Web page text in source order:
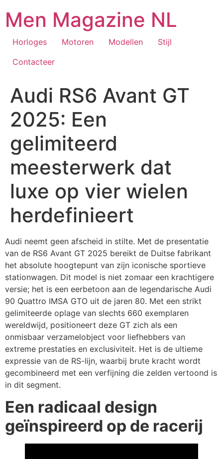
contenu
Men Magazine NL
Horloges Motoren Modellen
Stijl
Contacteer
Audi RS6 Avant GT
2025: Een
gelimiteerd
meesterwerk dat
luxe op vier wielen
herdefinieert
Audi neemt geen afscheid in stilte. Met de presentatie
van de RS6 Avant GT 2025 bereikt de Duitse fabrikant
het absolute hoogtepunt van zijn iconische sportieve
stationwagen. Dit model is niet zomaar een krachtigere
versie; het is een eerbetoon aan de legendarische Audi
90 Quattro IMSA GTO uit de jaren 80. Met een strikt
gelimiteerde oplage van slechts 660 exemplaren
wereldwijd, positioneert deze GT zich als een
onmisbaar verzamelobject voor liefhebbers van
extreme prestaties en exclusiviteit. Het is de ultieme
expressie van de RS-lijn, waarbij brute kracht wordt
gecombineerd met een verfijning die zelden vertoond is
in dit segment.
Een radicaal design
geïnspireerd op de racerij